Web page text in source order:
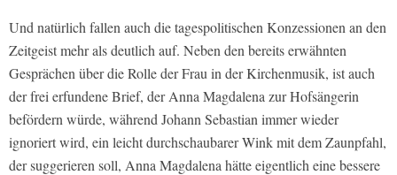
Und natürlich fallen auch die tagespolitischen Konzessionen an den
Zeitgeist mehr als deutlich auf. Neben den bereits erwähnten
Gesprächen über die Rolle der Frau in der Kirchenmusik, ist auch
der frei erfundene Brief, der Anna Magdalena zur Hofsängerin
befördern würde, während Johann Sebastian immer wieder
ignoriert wird, ein leicht durchschaubarer Wink mit dem Zaunpfahl,
der suggerieren soll, Anna Magdalena hätte eigentlich eine bessere